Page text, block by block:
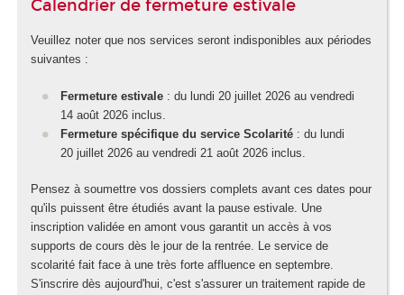
Calendrier de fermeture estivale
Veuillez noter que nos services seront indisponibles aux périodes
suivantes :
Fermeture estivale : du lundi 20 juillet 2026 au vendredi
14 août 2026 inclus.
Fermeture spécifique du service Scolarité: du lundi
20 juillet 2026 au vendredi 21 août 2026 inclus.
Pensez à soumettre vos dossiers complets avant ces dates pour
qu'ils puissent être étudiés avant la pause estivale. Une
inscription validée en amont vous garantit un accès à vos
supports de cours dès le jour de la rentrée. Le service de
scolarité fait face à une très forte affluence en septembre.
S'inscrire dès aujourd'hui, c'est s'assurer un traitement rapide de